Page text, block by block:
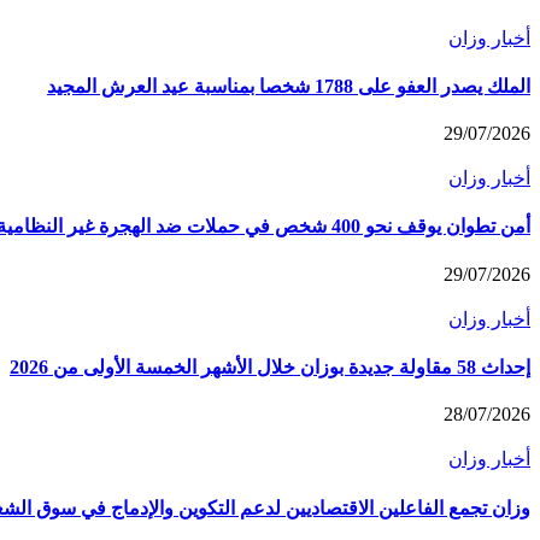
أخبار وزان
الملك يصدر العفو على 1788 شخصا بمناسبة عيد العرش المجيد
29/07/2026
أخبار وزان
أمن تطوان يوقف نحو 400 شخص في حملات ضد الهجرة غير النظامية
29/07/2026
أخبار وزان
إحداث 58 مقاولة جديدة بوزان خلال الأشهر الخمسة الأولى من 2026
28/07/2026
أخبار وزان
وزان تجمع الفاعلين الاقتصاديين لدعم التكوين والإدماج في سوق